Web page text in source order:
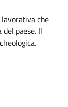
che
paese. Il